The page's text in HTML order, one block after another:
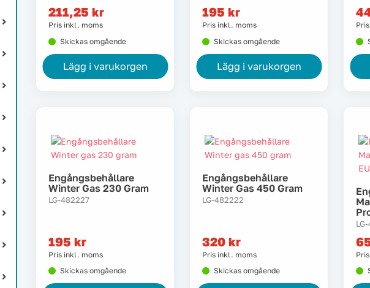
211,25 kr
Pris inkl. moms
Skickas omgående
Lägg i varukorgen
195 kr
Pris inkl. moms
Skickas omgående
Lägg i varukorgen
Engångsbehållare
Winter Gas 230 Gram
LG-482227
195 kr
Pris inkl. moms
Skickas omgående
Engångsbehållare
Winter Gas 450 Gram
LG-482222
320 kr
Pris inkl. moms
Skickas omgående